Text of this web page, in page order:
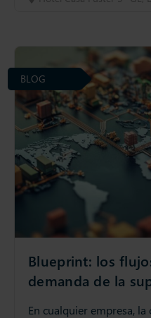
Blueprint: los
demanda de la
En cualquier empresa,
BLOG